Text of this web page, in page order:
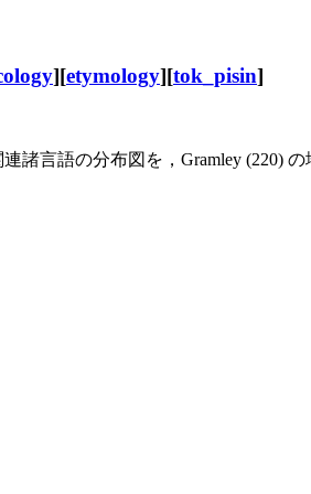
][etymology][tok_pisin]
言語の分布図を，Gramley (220) の